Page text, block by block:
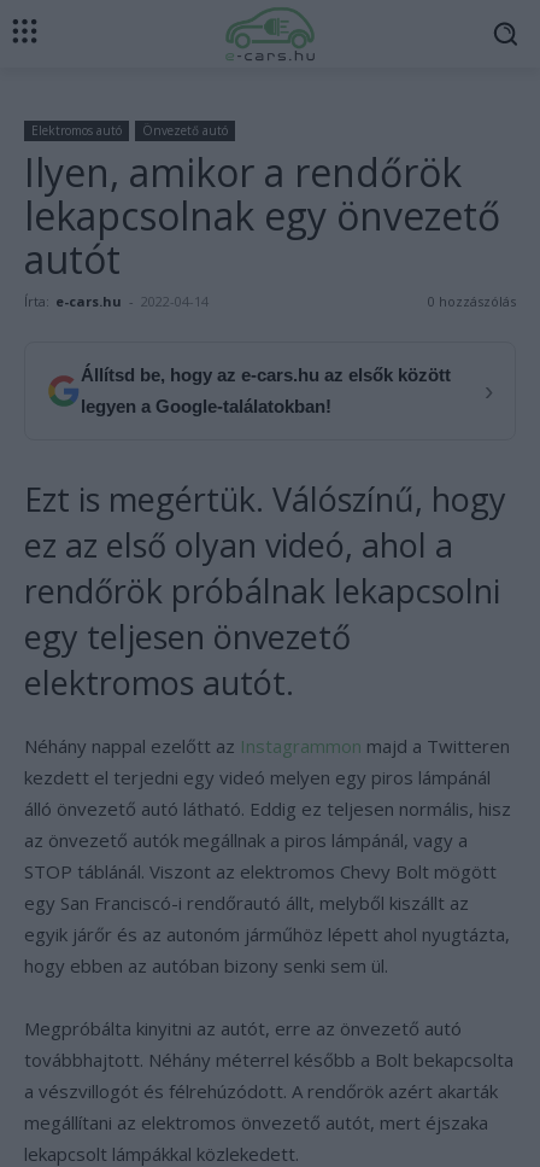
Elektromos autó Önvezető autó
Ilyen, amikor a rendőrök
lekapcsolnak egy önvezető
autót
Írta: e-cars.hu - 2022-04-14 0 hozzászólás
Állítsd be, hogy az e-cars.hu az elsők között
legyen a Google-találatokban!
›
Ezt is megértük. Válószínű, hogy
ez az első olyan videó, ahol a
rendőrök próbálnak lekapcsolni
egy teljesen önvezető
elektromos autót.
Néhány nappal ezelőtt az Instagrammon majd a Twitteren
kezdett el terjedni egy videó melyen egy piros lámpánál
álló önvezető autó látható. Eddig ez teljesen normális, hisz
az önvezető autók megállnak a piros lámpánál, vagy a
STOP táblánál. Viszont az elektromos Chevy Bolt mögött
egy San Franciscó-i rendőrautó állt, melyből kiszállt az
egyik járőr és az autonóm járműhöz lépett ahol nyugtázta,
hogy ebben az autóban bizony senki sem ül.
Megpróbálta kinyitni az autót, erre az önvezető autó
továbbhajtott. Néhány méterrel később a Bolt bekapcsolta
a vészvillogót és félrehúzódott. A rendőrök azért akarták
megállítani az elektromos önvezető autót, mert éjszaka
lekapcsolt lámpákkal közlekedett.